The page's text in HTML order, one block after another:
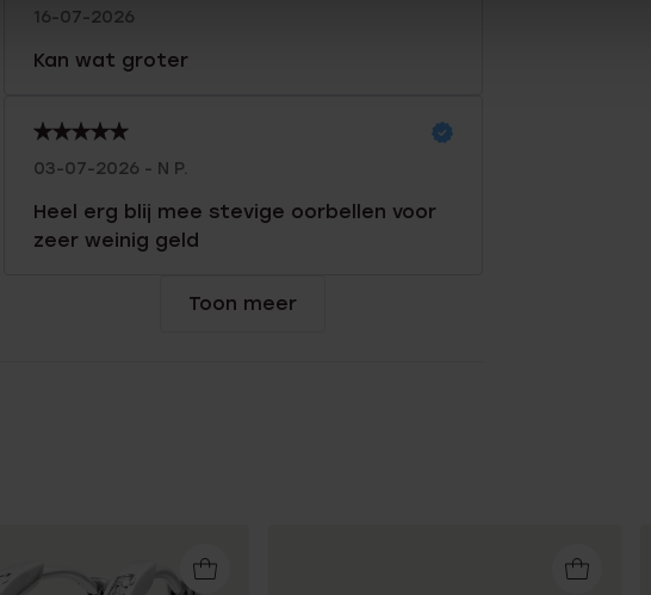
16-07-2026
Kan wat groter
03-07-2026 - N P.
Heel erg blij mee stevige oorbellen voor
zeer weinig geld
Toon meer